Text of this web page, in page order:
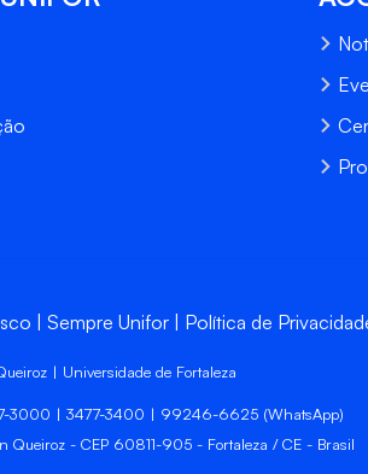
Sempre Unifor Política de
| Universidade de Fortaleza
3000 | 3477-3400 | 99246-6625 (WhatsApp)
Queiroz - CEP 60811-905 - Fortaleza / CE - Brasil